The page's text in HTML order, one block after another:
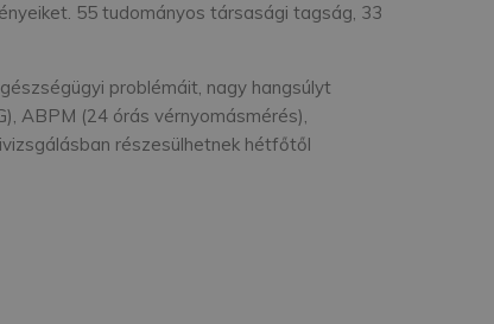
55 tudományos társasági tagság, 33
problémáit, nagy hangsúlyt
ABPM (24 órás vérnyomásmérés),
részesülhetnek hétfőtől